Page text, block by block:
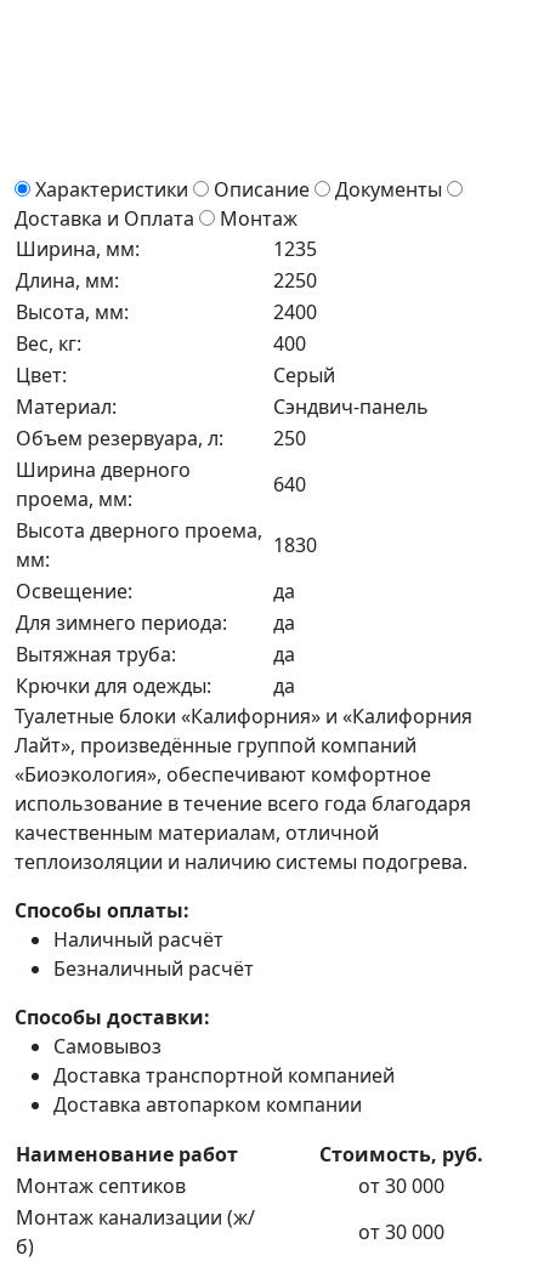
Характеристики Описание
Документы
Доставка и Оплата
Монтаж
Ширина, мм:
1235
Длина, мм:
2250
Высота, мм:
2400
Вес, кг:
400
Цвет:
Серый
Материал:
Сэндвич-панель
Объем резервуара, л:
250
Ширина дверного
проема, мм:
640
Высота дверного проема,
мм:
1830
Освещение:
да
Для зимнего периода:
да
Вытяжная труба:
да
Крючки для одежды:
да
Туалетные блоки «Калифорния» и «Калифорния
Лайт», произведённые группой компаний
«Биоэкология», обеспечивают комфортное
использование в течение всего года благодаря
качественным материалам, отличной
теплоизоляции и наличию системы подогрева.
Способы оплаты:
Наличный расчёт
Безналичный расчёт
Способы доставки:
Самовывоз
Доставка транспортной компанией
Доставка автопарком компании
Наименование работ
Стоимость, руб.
Монтаж септиков
от 30 000
Монтаж канализации (ж/
б)
от 30 000